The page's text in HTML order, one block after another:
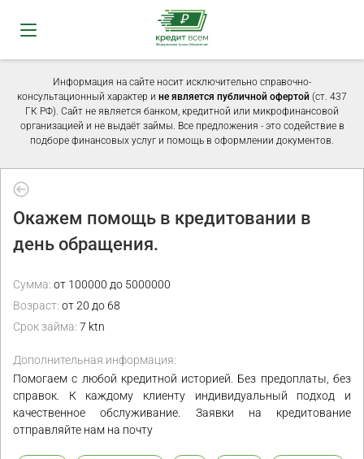
Информация на сайте носит исключительно справочно-
консультационный характер и не является публичной офертой (ст. 437
ГК РФ). Сайт не является банком, кредитной или микрофинансовой
организацией и не выдаёт займы. Все предложения - это содействие в
подборе финансовых услуг и помощь в оформлении документов.
Окажем помощь в кредитовании в
день обращения.
Сумма: от 100000 до 5000000
Возраст: от 20 до 68
Срок займа: 7 ktn
Дополнительная информация:
Помогаем с любой кредитной историей. Без предоплаты, без
справок. К каждому клиенту индивидуальный подход и
качественное обслуживание. Заявки на кредитование
отправляйте нам на почту